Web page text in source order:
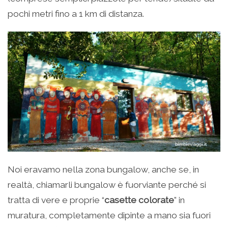
pochi metri fino a 1 km di distanza.
Noi eravamo nella zona bungalow, anche se, in
realtà, chiamarli bungalow è fuorviante perché si
tratta di vere e proprie “casette colorate” in
muratura, completamente dipinte a mano sia fuori